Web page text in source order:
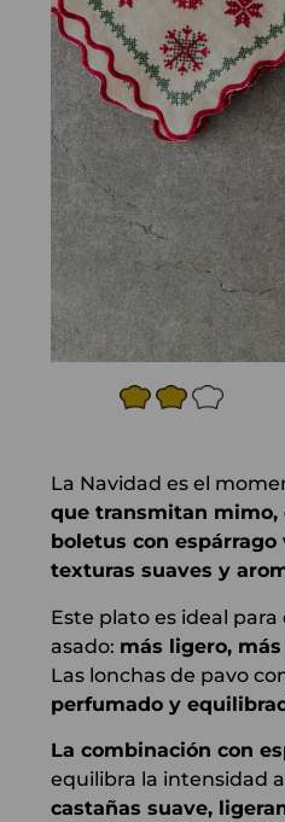
La Navidad es el
que transmitan mimo,
boletus con
texturas suaves y
Este plato es ideal
asado: más ligero,
Las lonchas de pavo
perfumado y
La combinación con
equilibra la intensidad
castañas suave,